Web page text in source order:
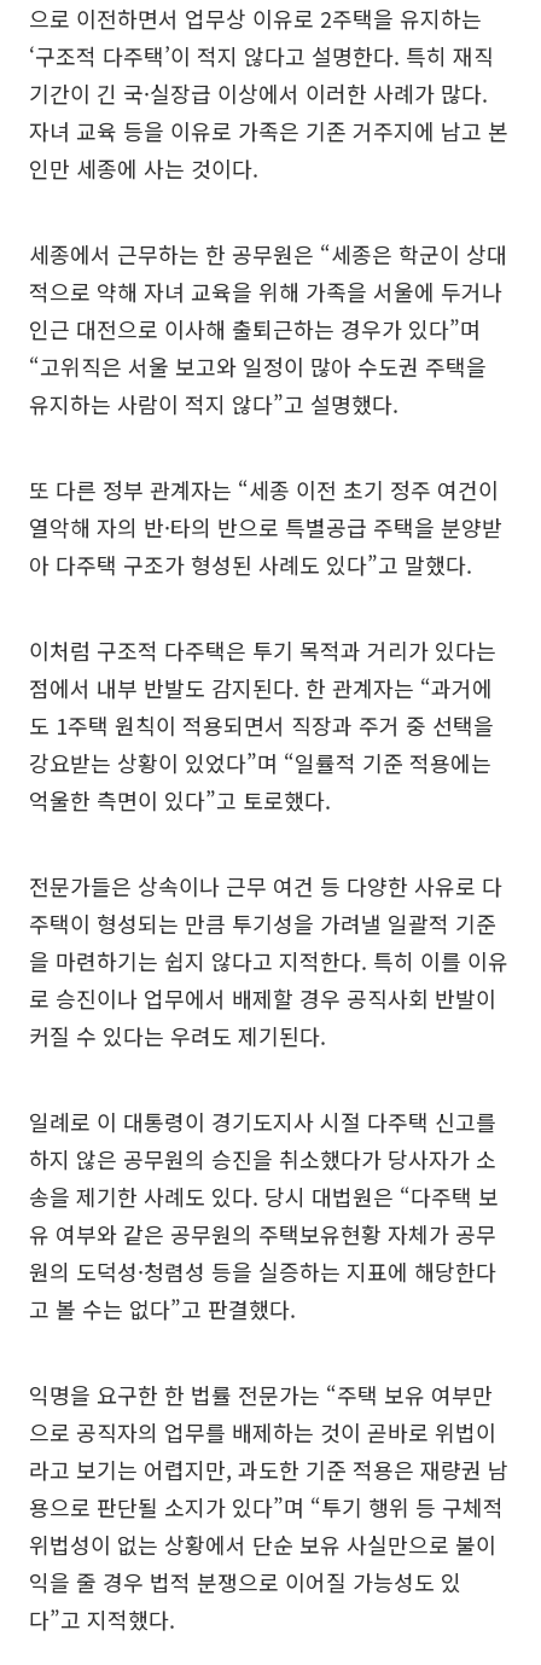
으로 이전하면서 업무상 이유로 2주택을 유지하는
‘구조적 다주택’이 적지 않다고 설명한다. 특히 재직
기간이 긴 국·실장급 이상에서 이러한 사례가 많다.
자녀 교육 등을 이유로 가족은 기존 거주지에 남고 본
인만 세종에 사는 것이다.
세종에서 근무하는 한 공무원은 “세종은 학군이 상대
적으로 약해 자녀 교육을 위해 가족을 서울에 두거나
인근 대전으로 이사해 출퇴근하는 경우가 있다”며
“고위직은 서울 보고와 일정이 많아 수도권 주택을
유지하는 사람이 적지 않다”고 설명했다.
또 다른 정부 관계자는 “세종 이전 초기 정주 여건이
열악해 자의 반·타의 반으로 특별공급 주택을 분양받
아 다주택 구조가 형성된 사례도 있다”고 말했다.
이처럼 구조적 다주택은 투기 목적과 거리가 있다는
점에서 내부 반발도 감지된다. 한 관계자는 “과거에
도 1주택 원칙이 적용되면서 직장과 주거 중 선택을
강요받는 상황이 있었다”며 “일률적 기준 적용에는
억울한 측면이 있다”고 토로했다.
전문가들은 상속이나 근무 여건 등 다양한 사유로 다
주택이 형성되는 만큼 투기성을 가려낼 일괄적 기준
을 마련하기는 쉽지 않다고 지적한다. 특히 이를 이유
로 승진이나 업무에서 배제할 경우 공직사회 반발이
커질 수 있다는 우려도 제기된다.
일례로 이 대통령이 경기도지사 시절 다주택 신고를
하지 않은 공무원의 승진을 취소했다가 당사자가 소
송을 제기한 사례도 있다. 당시 대법원은 “다주택 보
유 여부와 같은 공무원의 주택보유현황 자체가 공무
원의 도덕성·청렴성 등을 실증하는 지표에 해당한다
고 볼 수는 없다”고 판결했다.
익명을 요구한 한 법률 전문가는 “주택 보유 여부만
으로 공직자의 업무를 배제하는 것이 곧바로 위법이
라고 보기는 어렵지만, 과도한 기준 적용은 재량권 남
용으로 판단될 소지가 있다”며 “투기 행위 등 구체적
위법성이 없는 상황에서 단순 보유 사실만으로 불이
익을 줄 경우 법적 분쟁으로 이어질 가능성도 있
다”고 지적했다.